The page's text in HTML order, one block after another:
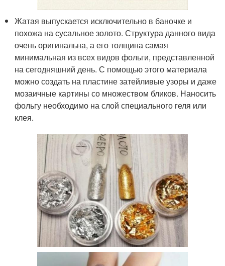
Жатая выпускается исключительно в баночке и
похожа на сусальное золото. Структура данного вида
очень оригинальна, а его толщина самая
минимальная из всех видов фольги, представленной
на сегодняшний день. С помощью этого материала
можно создать на пластине затейливые узоры и даже
мозаичные картины со множеством бликов. Наносить
фольгу необходимо на слой специального геля или
клея.